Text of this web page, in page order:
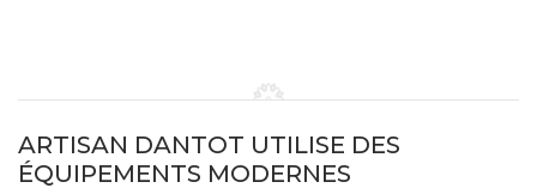
ARTISAN DANTOT UTILISE DES
ÉQUIPEMENTS MODERNES